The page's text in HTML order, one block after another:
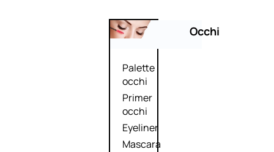
Occhi
Palette
occhi
Primer
occhi
Eyeliner
Mascara